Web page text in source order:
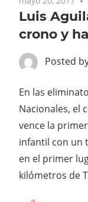
Luis
crono y
Posted
En las
Nacionales, el
vence la
infantil con un
en el primer
kilómetros de